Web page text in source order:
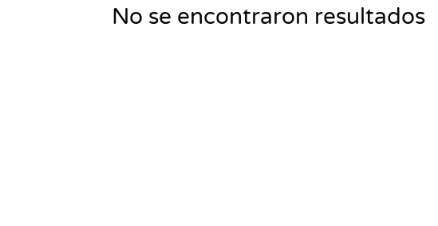
No se encontraron resultados